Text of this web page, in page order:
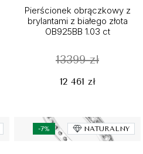
Pierścionek obrączkowy z
brylantami z białego złota
OB925BB 1.03 ct
13399 zł
12 461 zł
-7% NATURALNY